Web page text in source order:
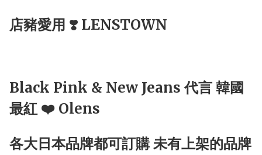
店豬愛用 ❣️ LENSTOWN
Black Pink & New Jeans 代言 韓國
最紅 ❤️ Olens
各大日本品牌都可訂購 未有上架的品牌